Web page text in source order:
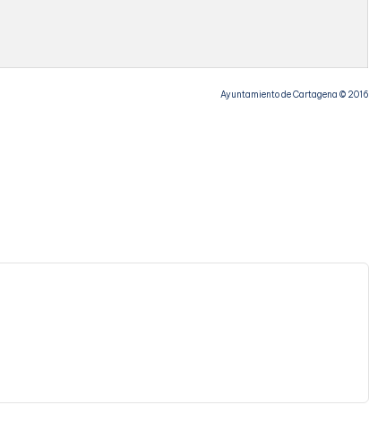
Ayuntamiento de Cartagena © 2016